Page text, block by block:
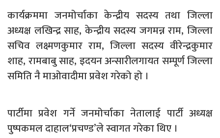
कार्यक्रममा जनमोर्चाका केन्द्रीय सदस्य तथा जिल्ला
अध्यक्ष लखिन्द्र साह, केन्द्रीय सदस्य जगमन्न राम, जिल्ला
सचिव लक्ष्मणकुमार राम, जिल्ला सदस्य वीरेन्द्रकुमार
शाह, रामबाबु साह, इदयन अन्सारीलगायत सम्पूर्ण जिल्ला
समिति नै माओवादीमा प्रवेश गरेको हो ।
पार्टीमा प्रवेश गर्ने जनमोर्चाका नेतालाई पार्टी अध्यक्ष
पुष्पकमल दाहाल‘प्रचण्ड’ले स्वागत गरेका थिए ।